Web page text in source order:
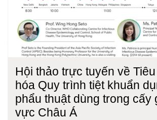
Hội thảo trực tuyến về
hóa Quy trình tiệt khuẩn
phẩu thuật dùng trong cấy
vực Châu Á